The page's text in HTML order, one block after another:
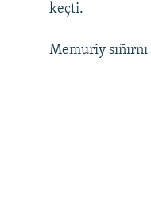
keçti.
Memuriy